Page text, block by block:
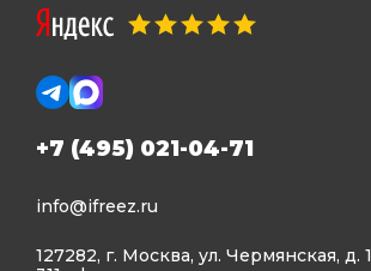
+7 (495) 021-04-71
info@ifreez.ru
127282, г. Москва, ул. Чермянская, д.